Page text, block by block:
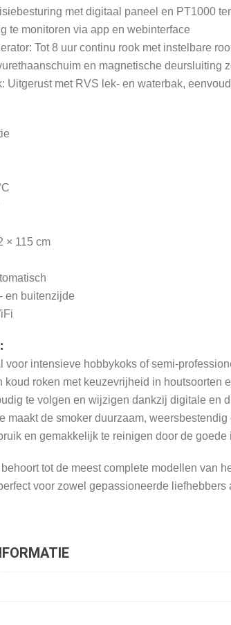
met digitaal paneel en PT1000
te monitoren via app en webinterface
Tot 8 uur continu rook met instelbare
en magnetische deursluiting
Uitgerust met RVS lek- en waterbak,
× 115 cm
en buitenzijde
voor intensieve hobbykoks of semi-
koud roken met keuzevrijheid in houtsoorten
te volgen en wijzigen dankzij digitale en
maakt de smoker duurzaam, weersbestendig
en gemakkelijk te reinigen door de
tot de meest complete modellen van
voor zowel gepassioneerde